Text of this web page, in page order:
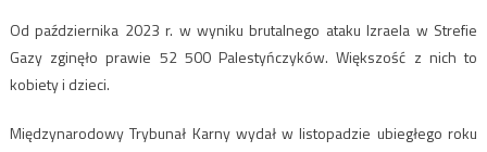
Od października 2023 r. w wyniku brutalnego ataku Izraela w Strefie
Gazy zginęło prawie 52 500 Palestyńczyków. Większość z nich to
kobiety i dzieci.
Międzynarodowy Trybunał Karny wydał w listopadzie ubiegłego roku